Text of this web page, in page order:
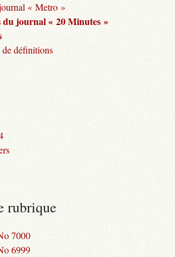
« Metro »
du journal « 20 Minutes »
définitions
rubrique
7000
6999